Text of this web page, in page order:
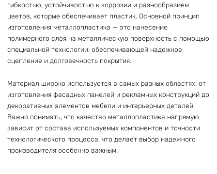
гибкостью, устойчивостью к коррозии и разнообразием
цветов, которые обеспечивает пластик. Основной принцип
изготовления металлопластика — это нанесение
полимерного слоя на металлическую поверхность с помощью
специальной технологии, обеспечивающей надежное
сцепление и долговечность покрытия.
Материал широко используется в самых разных областях: от
изготовления фасадных панелей и рекламных конструкций до
декоративных элементов мебели и интерьерных деталей.
Важно понимать, что качество металлопластика напрямую
зависит от состава используемых компонентов и точности
технологического процесса, что делает выбор надежного
производителя особенно важным.